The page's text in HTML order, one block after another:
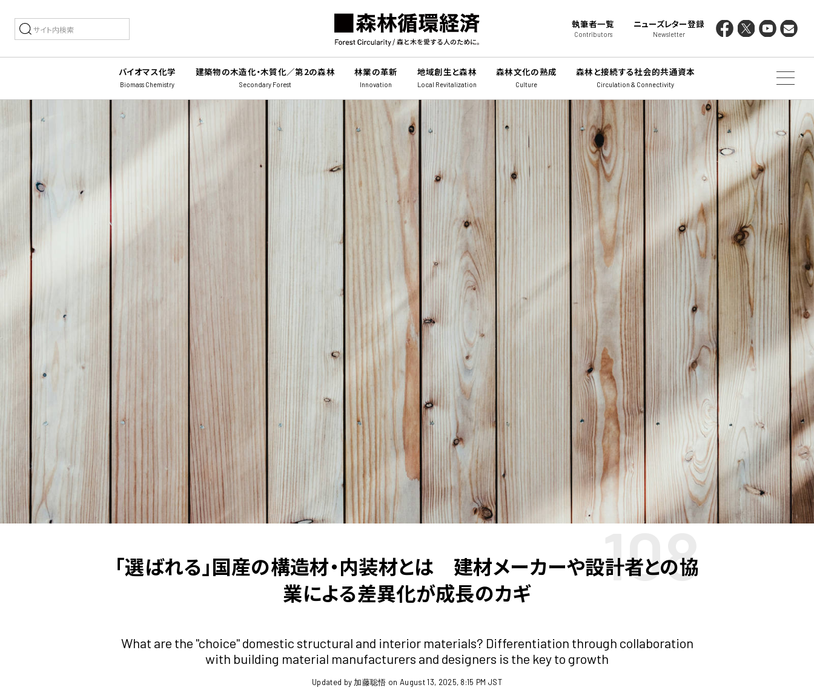
執筆者一覧
Contributors
ニューズレター登録
Newsletter
バイオマス化学
Biomass Chemistry
建築物の木造化・木質化／第2の森林
Secondary Forest
林業の革新
Innovation
地域創生と森林
Local Revitalization
森林文化の熟成
Culture
森林と接続する社会的共通資本
Circulation & Connectivity
「選ばれる」国産の構造材・内装材とは 建材メーカーや設計者との協
業による差異化が成長のカギ
108
What are the "choice" domestic structural and interior materials? Differentiation through collaboration
with building material manufacturers and designers is the key to growth
Updated by 加藤聡悟 on August 13, 2025, 8:15 PM JST